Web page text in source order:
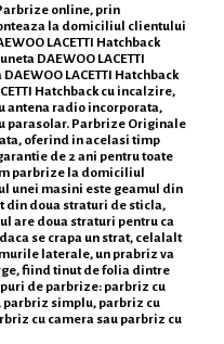
online, prin
la domiciliul clientului
LACETTI Hatchback
DAEWOO LACETTI
LACETTI Hatchback
Hatchback cu incalzire,
antena radio incorporata,
parasolar. Parbrize Originale
oferind in acelasi timp
de 2 ani pentru toate
parbrize la domiciliul
unei masini este geamul din
din doua straturi de sticla,
are doua straturi pentru ca
se crapa un strat, celalalt
laterale, un prabriz va
fiind tinut de folia dintre
de parbrize: parbriz cu
parbriz simplu, parbriz cu
cu camera sau parbriz cu